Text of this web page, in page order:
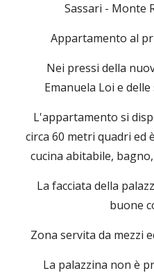
Sassari - Monte
Appartamento al
Nei pressi della
Emanuela Loi e
L'appartamento si
circa 60 metri quadri ed
cucina abitabile,
La facciata della
buone
Zona servita da mezzi
La palazzina non è